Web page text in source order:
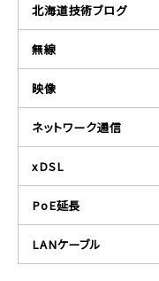
北海道技術ブログ
無線
映像
ネットワーク通信
xDSL
PoE延長
LANケーブル